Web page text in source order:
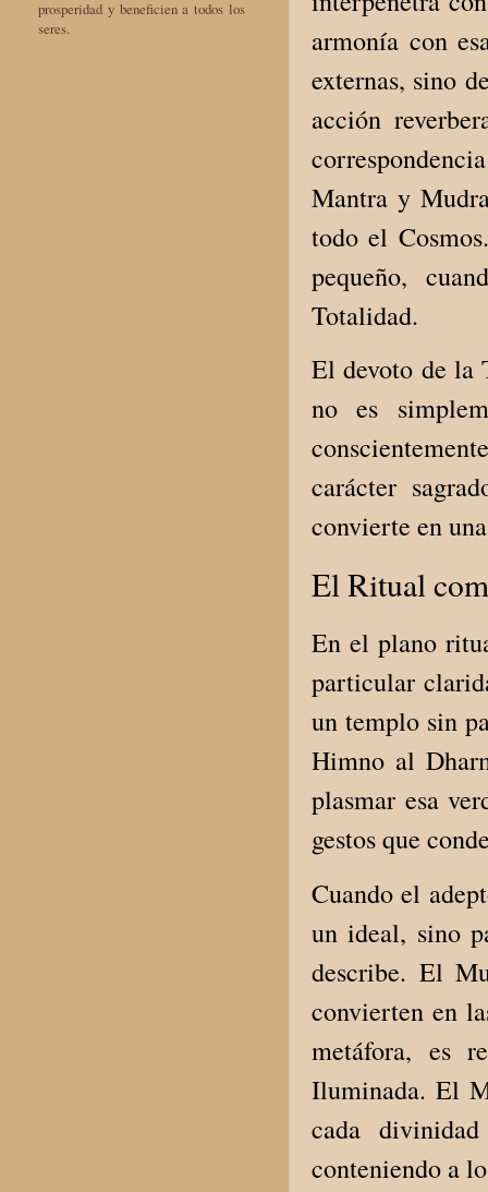
armonía con
externas, sino
acción
Mantra y
todo el
pequeño,
Totalidad.
El devoto de la
no es
carácter
convierte en
El Ritual
En el plano
particular
un templo sin
Himno al
plasmar esa
gestos que
Cuando el
un ideal, sino
describe. El
convierten en
metáfora, es
Iluminada. El
cada
conteniendo a
prosperidad y beneficien a todos los
seres.